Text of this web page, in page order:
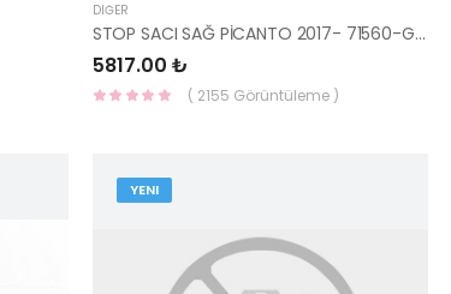
DIĞER
STOP SACI SAĞ PİCANTO 2017- 71560-G6000 - MOBİS
5817.00 ₺
( 2155 Görüntüleme )
YENI